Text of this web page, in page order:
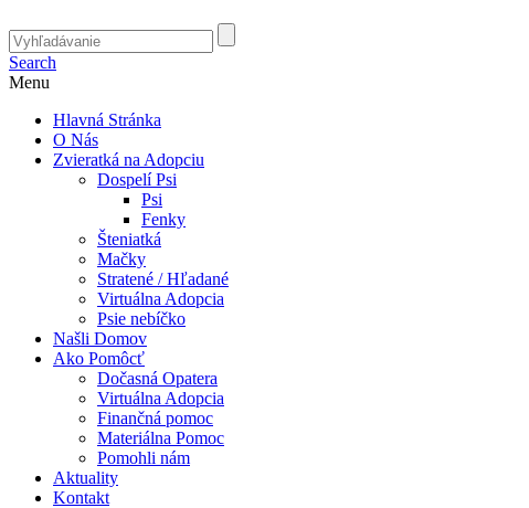
Search
Menu
Hlavná Stránka
O Nás
Zvieratká na Adopciu
Dospelí Psi
Psi
Fenky
Šteniatká
Mačky
Stratené / Hľadané
Virtuálna Adopcia
Psie nebíčko
Našli Domov
Ako Pomôcť
Dočasná Opatera
Virtuálna Adopcia
Finančná pomoc
Materiálna Pomoc
Pomohli nám
Aktuality
Kontakt